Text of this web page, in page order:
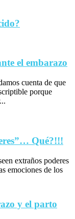
el embarazo
cuenta de que
porque
Qué?!!!
extraños poderes
emociones de los
y el parto